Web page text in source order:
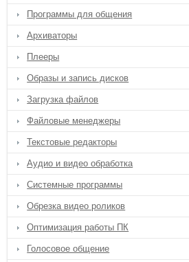
Программы для общения
Архиваторы
Плееры
Образы и запись дисков
Загрузка файлов
Файловые менеджеры
Текстовые редакторы
Аудио и видео обработка
Системные программы
Обрезка видео роликов
Оптимизация работы ПК
Голосовое общение